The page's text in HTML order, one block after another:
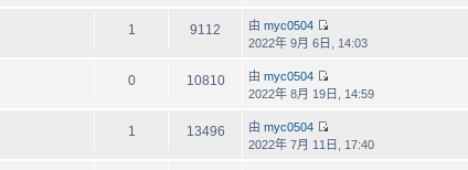
1 9112 由myc0504
2022年 9月 6日, 14:03
0 10810 由myc0504
2022年 8月 19日, 14:59
1 13496 由myc0504
2022年 7月 11日, 17:40